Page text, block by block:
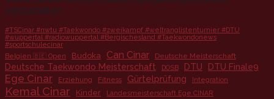
vorzustellen.
#TSCinar #nwtu #Taekwondo #zweikampf #weltranglistenturnier #DTU
#wuppertal #radiowuppertal #Bergischesland #Taekwondonews
#sportschulecinar
Belgien 🇧🇪 Open
Budoka Can Cinar Deutsche Meisterschaft
Deutsche Taekwondo Meisterschaft DOSB DTU DTU Finale9
Ege Cinar Erziehung Fitness Gürtelprüfung Integration
Kemal Cinar Kinder Landesmeisterschaft Ege CINAR